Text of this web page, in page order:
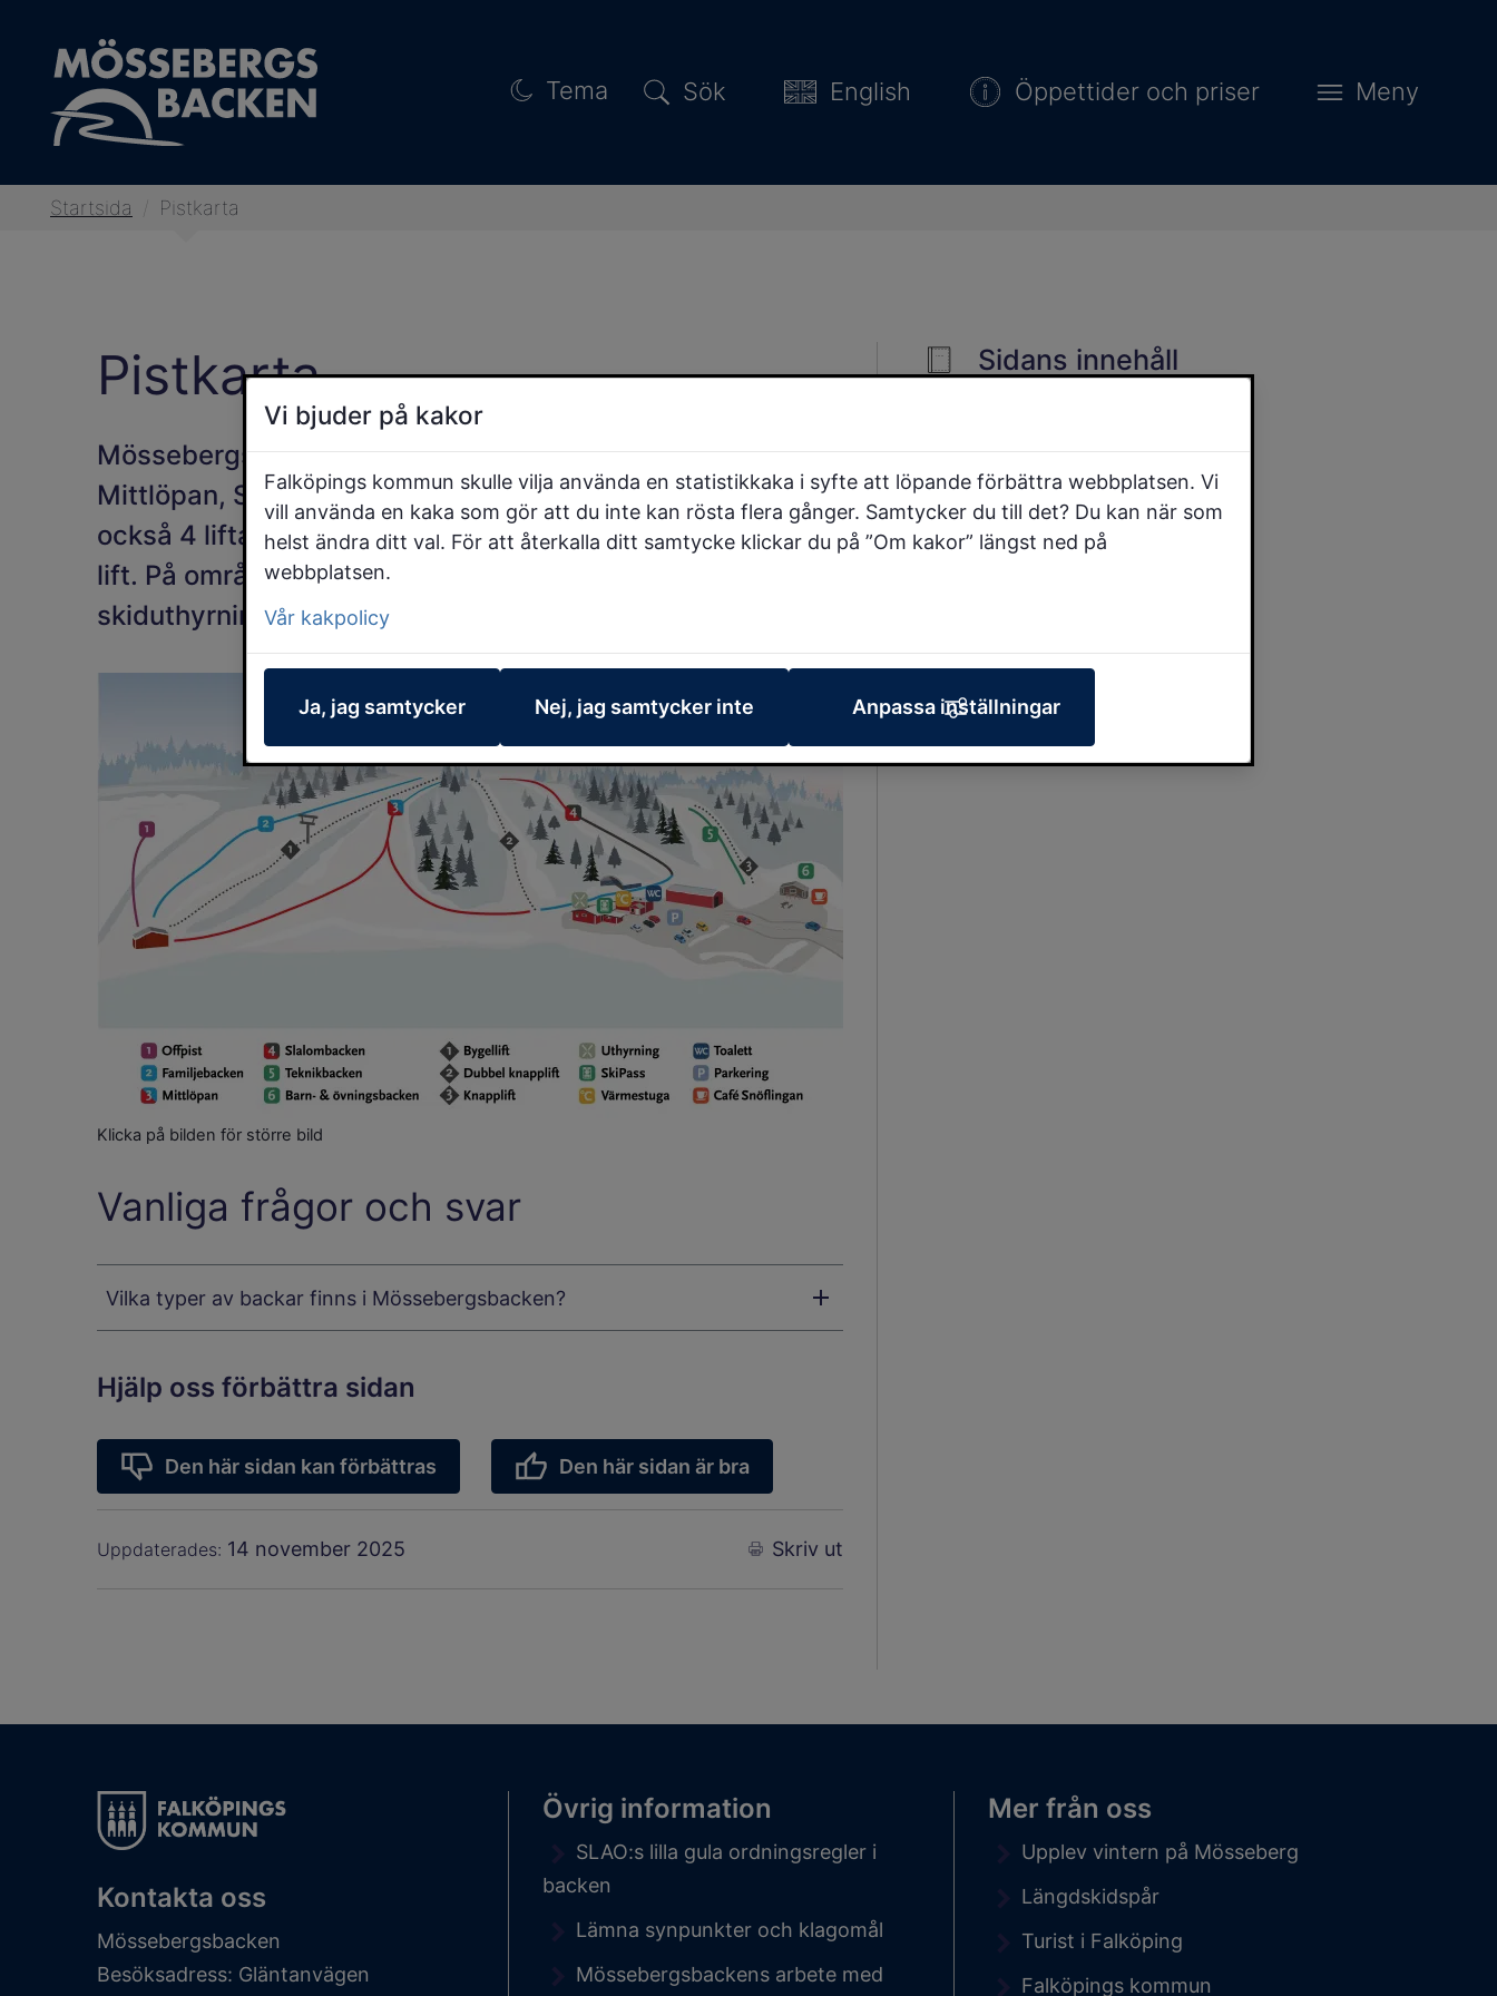
Tema Sök English Öppettider och priser Meny
Startsida Pistkarta
Pistkarta
Mössebergsbacken har nedfarterna Familjebacken,
Mittlöpan, Slalombacken och Teknikbacken. Här finns
också 4 liftar samt en liten övningsbacke/barnbacke utan
lift. På området hittar du även värmestuga, café och
skiduthyrning.
Klicka på bilden för större bild
Vanliga frågor och svar
Vilka typer av backar finns i Mössebergsbacken?
Hjälp oss förbättra sidan
Den här sidan kan förbättras Den här sidan är bra
Uppdaterades: 14 november 2025 Skriv ut
Sidans innehåll
Kontakta oss
Mössebergsbacken
Besöksadress: Gläntanvägen
Övrig information
SLAO:s lilla gula ordningsregler i
backen
Lämna synpunkter och klagomål
Mössebergsbackens arbete med
Mer från oss
Upplev vintern på Mösseberg
Längdskidspår
Turist i Falköping
Falköpings kommun
Vi bjuder på kakor
Falköpings kommun skulle vilja använda en statistikkaka i syfte att löpande förbättra webbplatsen. Vi
vill använda en kaka som gör att du inte kan rösta flera gånger. Samtycker du till det? Du kan när som
helst ändra ditt val. För att återkalla ditt samtycke klickar du på ”Om kakor” längst ned på
webbplatsen.
Vår kakpolicy
Ja, jag samtycker Nej, jag samtycker inte Anpassa inställningar